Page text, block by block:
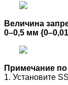
Величина
0–0,5 мм
Примечание по
1. Установите